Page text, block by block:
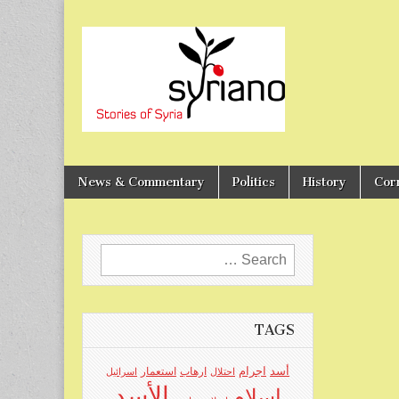
syriano History
Politics
News & Commentary
Search
for:
TAGS
أسد اجرام احتلال ارهاب استعمار اسرائيل